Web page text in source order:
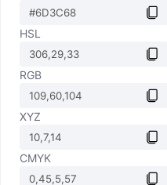
HSL
RGB
XYZ
CMYK